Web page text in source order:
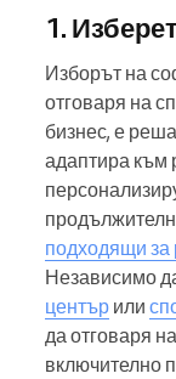
1.
Изборът на
отговаря на
бизнес, е
адаптира към
подходящи за
Независимо
център или
да отговаря
включително